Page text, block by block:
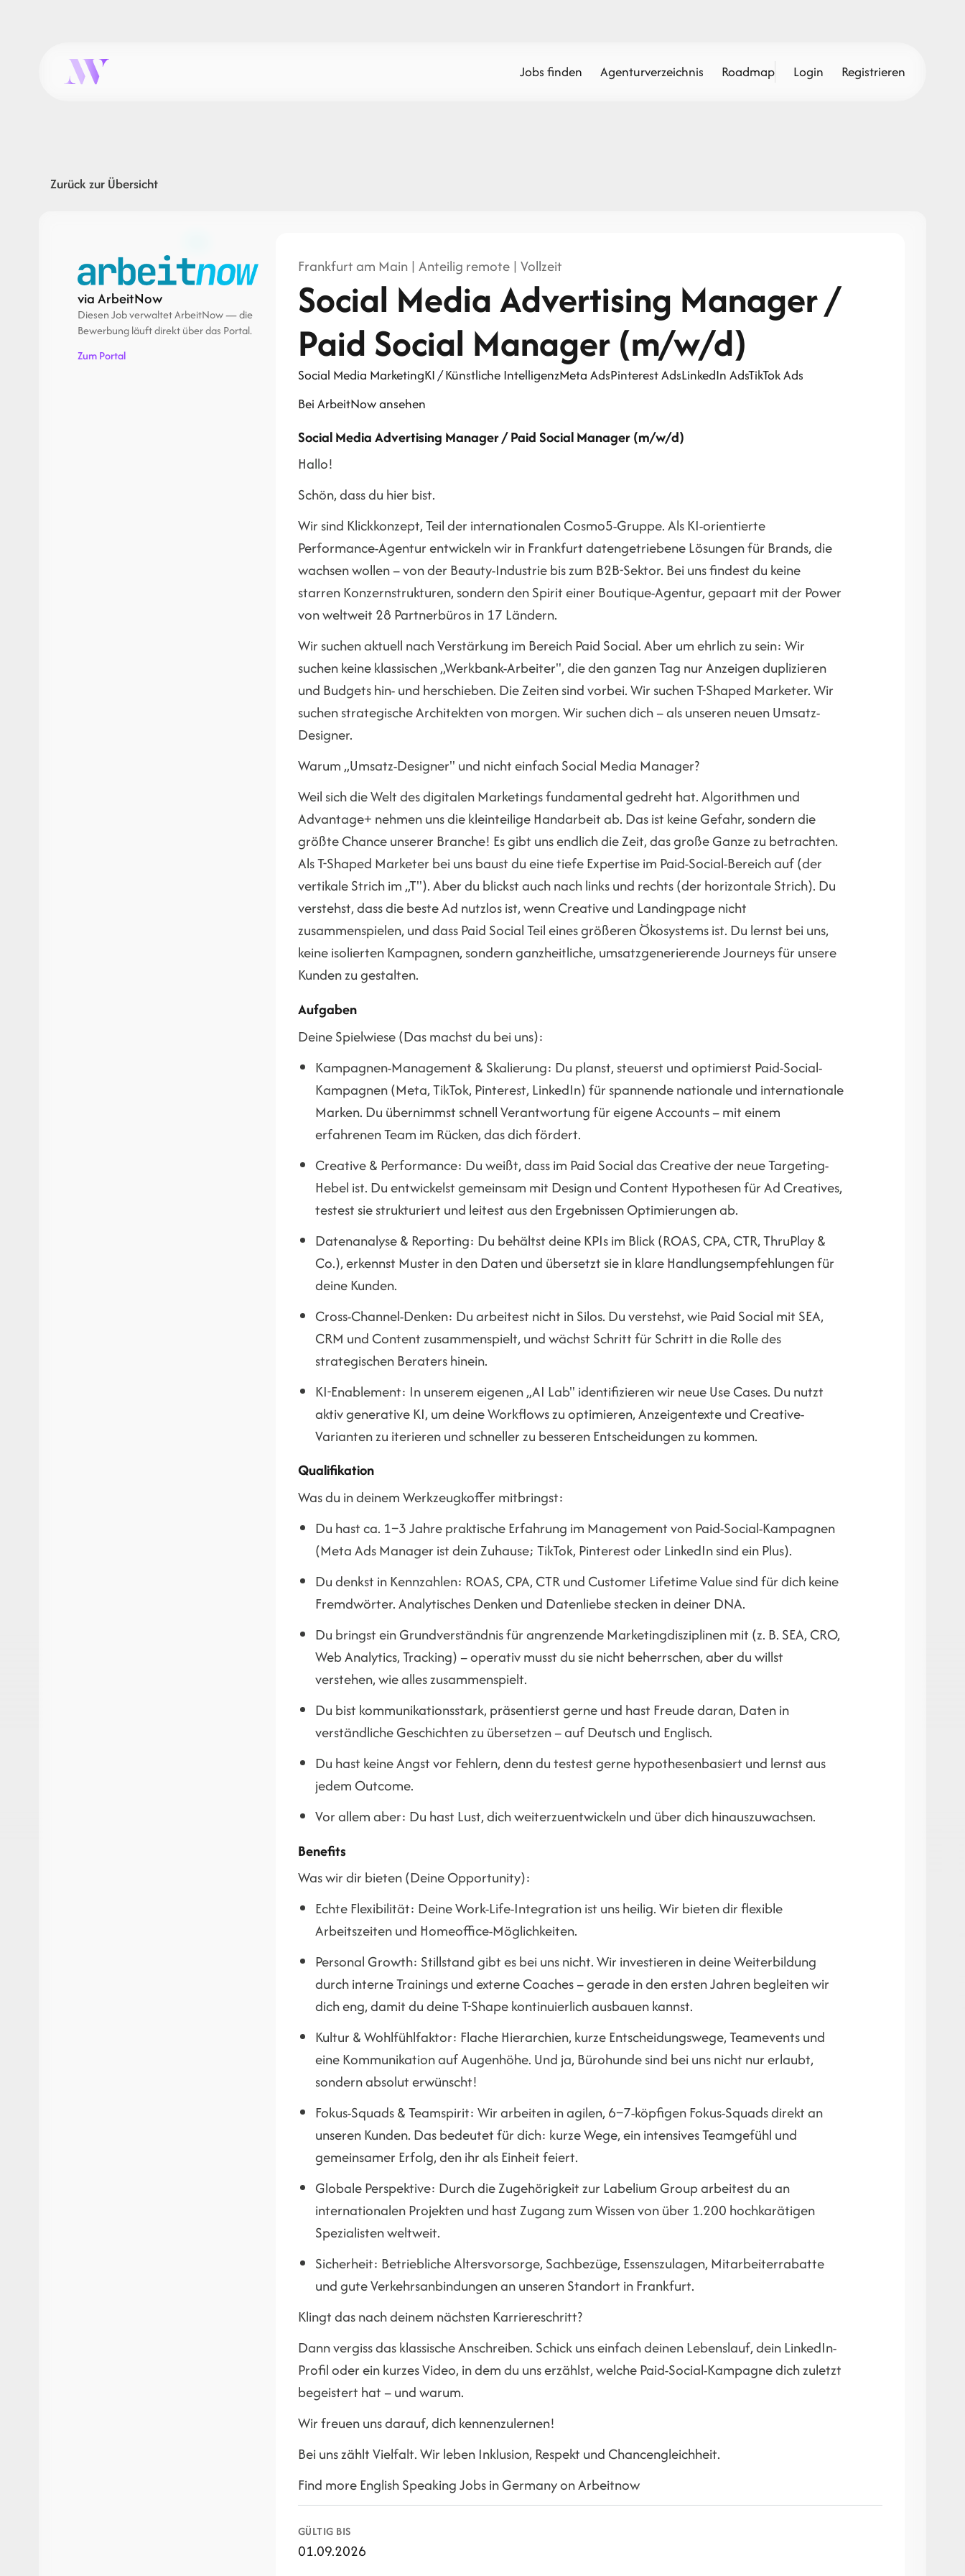
Jobs finden Agenturverzeichnis Roadmap Login Registrieren
Zurück zur Übersicht
via ArbeitNow
Diesen Job verwaltet ArbeitNow — die
Bewerbung läuft direkt über das Portal.
Zum Portal
Frankfurt am Main | Anteilig remote | Vollzeit
Social Media Advertising Manager /
Paid Social Manager (m/w/d)
Social Media MarketingKI / Künstliche IntelligenzMeta AdsPinterest AdsLinkedIn AdsTikTok Ads
Bei ArbeitNow ansehen
Social Media Advertising Manager / Paid Social Manager (m/w/d)
Hallo!
Schön, dass du hier bist.
Wir sind Klickkonzept, Teil der internationalen Cosmo5-Gruppe. Als KI-orientierte
Performance-Agentur entwickeln wir in Frankfurt datengetriebene Lösungen für Brands, die
wachsen wollen – von der Beauty-Industrie bis zum B2B-Sektor. Bei uns findest du keine
starren Konzernstrukturen, sondern den Spirit einer Boutique-Agentur, gepaart mit der Power
von weltweit 28 Partnerbüros in 17 Ländern.
Wir suchen aktuell nach Verstärkung im Bereich Paid Social. Aber um ehrlich zu sein: Wir
suchen keine klassischen „Werkbank-Arbeiter", die den ganzen Tag nur Anzeigen duplizieren
und Budgets hin- und herschieben. Die Zeiten sind vorbei. Wir suchen T-Shaped Marketer. Wir
suchen strategische Architekten von morgen. Wir suchen dich – als unseren neuen Umsatz-
Designer.
Warum „Umsatz-Designer" und nicht einfach Social Media Manager?
Weil sich die Welt des digitalen Marketings fundamental gedreht hat. Algorithmen und
Advantage+ nehmen uns die kleinteilige Handarbeit ab. Das ist keine Gefahr, sondern die
größte Chance unserer Branche! Es gibt uns endlich die Zeit, das große Ganze zu betrachten.
Als T-Shaped Marketer bei uns baust du eine tiefe Expertise im Paid-Social-Bereich auf (der
vertikale Strich im „T"). Aber du blickst auch nach links und rechts (der horizontale Strich). Du
verstehst, dass die beste Ad nutzlos ist, wenn Creative und Landingpage nicht
zusammenspielen, und dass Paid Social Teil eines größeren Ökosystems ist. Du lernst bei uns,
keine isolierten Kampagnen, sondern ganzheitliche, umsatzgenerierende Journeys für unsere
Kunden zu gestalten.
Aufgaben
Deine Spielwiese (Das machst du bei uns):
Kampagnen-Management & Skalierung: Du planst, steuerst und optimierst Paid-Social-
Kampagnen (Meta, TikTok, Pinterest, LinkedIn) für spannende nationale und internationale
Marken. Du übernimmst schnell Verantwortung für eigene Accounts – mit einem
erfahrenen Team im Rücken, das dich fördert.
Creative & Performance: Du weißt, dass im Paid Social das Creative der neue Targeting-
Hebel ist. Du entwickelst gemeinsam mit Design und Content Hypothesen für Ad Creatives,
testest sie strukturiert und leitest aus den Ergebnissen Optimierungen ab.
Datenanalyse & Reporting: Du behältst deine KPIs im Blick (ROAS, CPA, CTR, ThruPlay &
Co.), erkennst Muster in den Daten und übersetzt sie in klare Handlungsempfehlungen für
deine Kunden.
Cross-Channel-Denken: Du arbeitest nicht in Silos. Du verstehst, wie Paid Social mit SEA,
CRM und Content zusammenspielt, und wächst Schritt für Schritt in die Rolle des
strategischen Beraters hinein.
KI-Enablement: In unserem eigenen „AI Lab" identifizieren wir neue Use Cases. Du nutzt
aktiv generative KI, um deine Workflows zu optimieren, Anzeigentexte und Creative-
Varianten zu iterieren und schneller zu besseren Entscheidungen zu kommen.
Qualifikation
Was du in deinem Werkzeugkoffer mitbringst:
Du hast ca. 1–3 Jahre praktische Erfahrung im Management von Paid-Social-Kampagnen
(Meta Ads Manager ist dein Zuhause; TikTok, Pinterest oder LinkedIn sind ein Plus).
Du denkst in Kennzahlen: ROAS, CPA, CTR und Customer Lifetime Value sind für dich keine
Fremdwörter. Analytisches Denken und Datenliebe stecken in deiner DNA.
Du bringst ein Grundverständnis für angrenzende Marketingdisziplinen mit (z. B. SEA, CRO,
Web Analytics, Tracking) – operativ musst du sie nicht beherrschen, aber du willst
verstehen, wie alles zusammenspielt.
Du bist kommunikationsstark, präsentierst gerne und hast Freude daran, Daten in
verständliche Geschichten zu übersetzen – auf Deutsch und Englisch.
Du hast keine Angst vor Fehlern, denn du testest gerne hypothesenbasiert und lernst aus
jedem Outcome.
Vor allem aber: Du hast Lust, dich weiterzuentwickeln und über dich hinauszuwachsen.
Benefits
Was wir dir bieten (Deine Opportunity):
Echte Flexibilität: Deine Work-Life-Integration ist uns heilig. Wir bieten dir flexible
Arbeitszeiten und Homeoffice-Möglichkeiten.
Personal Growth: Stillstand gibt es bei uns nicht. Wir investieren in deine Weiterbildung
durch interne Trainings und externe Coaches – gerade in den ersten Jahren begleiten wir
dich eng, damit du deine T-Shape kontinuierlich ausbauen kannst.
Kultur & Wohlfühlfaktor: Flache Hierarchien, kurze Entscheidungswege, Teamevents und
eine Kommunikation auf Augenhöhe. Und ja, Bürohunde sind bei uns nicht nur erlaubt,
sondern absolut erwünscht!
Fokus-Squads & Teamspirit: Wir arbeiten in agilen, 6–7-köpfigen Fokus-Squads direkt an
unseren Kunden. Das bedeutet für dich: kurze Wege, ein intensives Teamgefühl und
gemeinsamer Erfolg, den ihr als Einheit feiert.
Globale Perspektive: Durch die Zugehörigkeit zur Labelium Group arbeitest du an
internationalen Projekten und hast Zugang zum Wissen von über 1.200 hochkarätigen
Spezialisten weltweit.
Sicherheit: Betriebliche Altersvorsorge, Sachbezüge, Essenszulagen, Mitarbeiterrabatte
und gute Verkehrsanbindungen an unseren Standort in Frankfurt.
Klingt das nach deinem nächsten Karriereschritt?
Dann vergiss das klassische Anschreiben. Schick uns einfach deinen Lebenslauf, dein LinkedIn-
Profil oder ein kurzes Video, in dem du uns erzählst, welche Paid-Social-Kampagne dich zuletzt
begeistert hat – und warum.
Wir freuen uns darauf, dich kennenzulernen!
Bei uns zählt Vielfalt. Wir leben Inklusion, Respekt und Chancengleichheit.
Find more English Speaking Jobs in Germany on Arbeitnow
GÜLTIG BIS
01.09.2026